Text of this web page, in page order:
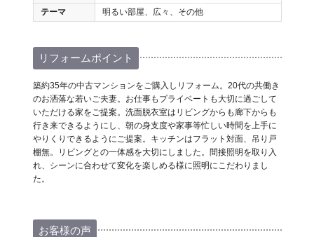
テーマ
明るい部屋、広々、その他
リフォームポイント
築約35年の中古マンションをご購入しリフォーム。20代の共働き
のお洒落な若いご夫妻。お仕事もプライベートも大切に過ごして
いただける家をご提案。洗面脱衣室はリビングからも廊下からも
行き来できるようにし、朝の身支度や家事等忙しい時間を上手に
やりくりできるようにご提案。キッチンはフラット対面、吊り戸
棚無。リビングとの一体感を大切にしました。間接照明を取り入
れ、シーンに合わせて変化を楽しめる様に照明にこだわりまし
た。
お客様の声